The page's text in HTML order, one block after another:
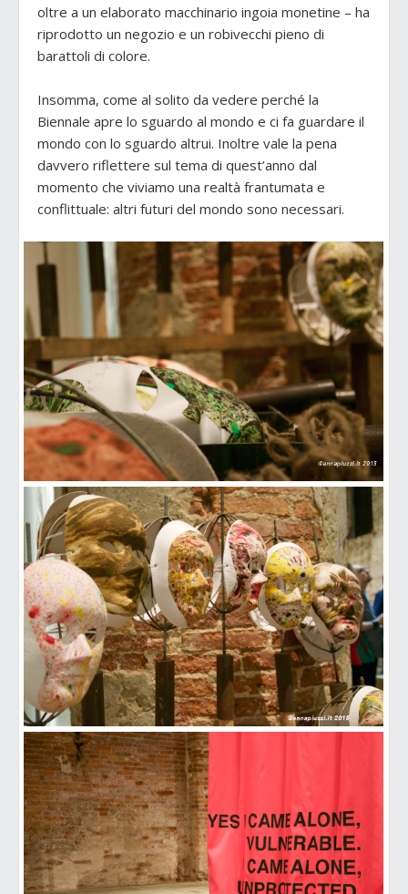
oltre a un elaborato macchinario ingoia monetine – ha
riprodotto un negozio e un robivecchi pieno di
barattoli di colore.
Insomma, come al solito da vedere perché la
Biennale apre lo sguardo al mondo e ci fa guardare il
mondo con lo sguardo altrui. Inoltre vale la pena
davvero riflettere sul tema di quest’anno dal
momento che viviamo una realtà frantumata e
conflittuale: altri futuri del mondo sono necessari.